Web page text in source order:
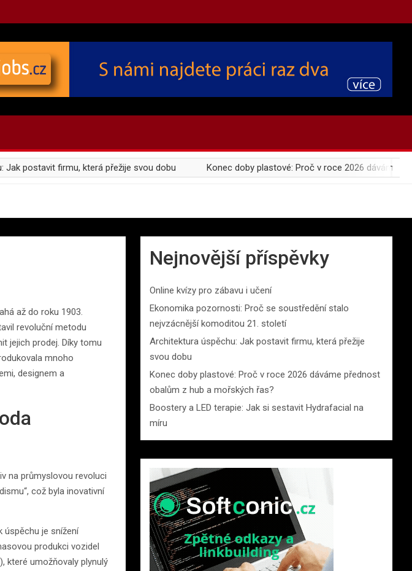
postavit firmu, která přežije svou dobu Konec doby plastové: Proč v roce 2026 dáváme
až do roku 1903.
revoluční metodu
jejich prodej. Díky tomu
mnoho
designem a
na průmyslovou revoluci
což byla inovativní
úspěchu je snížení
produkci vozidel
které umožňovaly plynulý
Nejnovější příspěvky
Online kvízy pro zábavu i učení
Ekonomika pozornosti: Proč se soustředění stalo
nejvzácnější komoditou 21. století
Architektura úspěchu: Jak postavit firmu, která přežije
svou dobu
Konec doby plastové: Proč v roce 2026 dáváme přednost
obalům z hub a mořských řas?
Boostery a LED terapie: Jak si sestavit Hydrafacial na
míru